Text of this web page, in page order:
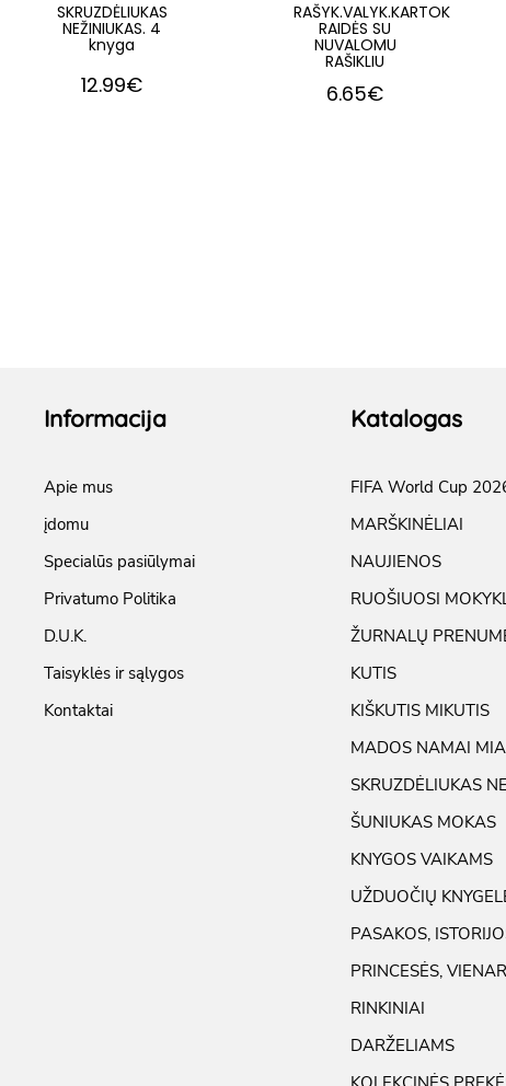
SKRUZDĖLIUKAS
NEŽINIUKAS. 4
knyga
12.99€
RAŠYK.VALYK.KARTOK
RAIDĖS SU
NUVALOMU
RAŠIKLIU
6.65€
Informacija
Apie mus
įdomu
Specialūs pasiūlymai
Privatumo Politika
D.U.K.
Taisyklės ir sąlygos
Kontaktai
Katalogas
FIFA World Cup
MARŠKINĖLIAI
NAUJIENOS
RUOŠIUOSI
ŽURNALŲ
KUTIS
KIŠKUTIS MIKUTIS
MADOS NAMAI
SKRUZDĖLIUKAS
ŠUNIUKAS MOKAS
KNYGOS VAIKAMS
UŽDUOČIŲ
PASAKOS,
PRINCESĖS,
RINKINIAI
DARŽELIAMS